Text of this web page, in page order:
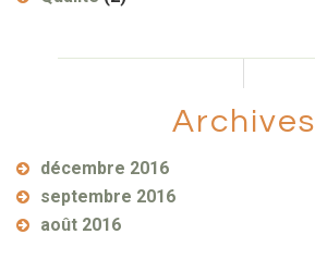
Archives
décembre 2016
septembre 2016
août 2016